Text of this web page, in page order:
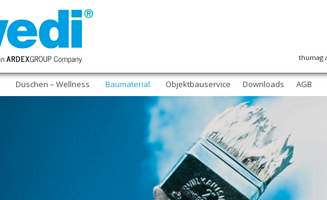
thumag
Duschen – Wellness Baumaterial Objektbauservice Downloads AGB